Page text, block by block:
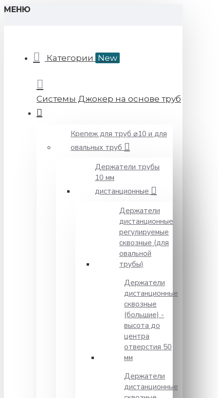
МЕНЮ
Категории New
Системы Джокер на основе труб
Крепеж для труб ⌀10 и для
овальных труб
Держатели трубы
10 мм
дистанционные
Держатели
дистанционные
регулируемые
сквозные (для
овальной
трубы)
Держатели
дистанционные
сквозные
(большие) -
высота до
центра
отверстия 50
мм
Держатели
дистанционные